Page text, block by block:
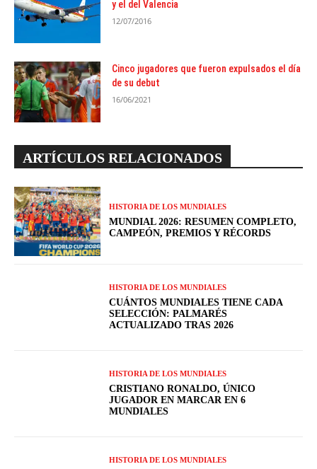
y el del Valencia
12/07/2016
Cinco jugadores que fueron expulsados el día
de su debut
16/06/2021
ARTÍCULOS RELACIONADOS
HISTORIA DE LOS MUNDIALES
MUNDIAL 2026: RESUMEN COMPLETO,
CAMPEÓN, PREMIOS Y RÉCORDS
HISTORIA DE LOS MUNDIALES
CUÁNTOS MUNDIALES TIENE CADA
SELECCIÓN: PALMARÉS
ACTUALIZADO TRAS 2026
HISTORIA DE LOS MUNDIALES
CRISTIANO RONALDO, ÚNICO
JUGADOR EN MARCAR EN 6
MUNDIALES
HISTORIA DE LOS MUNDIALES